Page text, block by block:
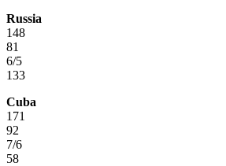
Russia
148
81
6/5
133
Cuba
171
92
7/6
58